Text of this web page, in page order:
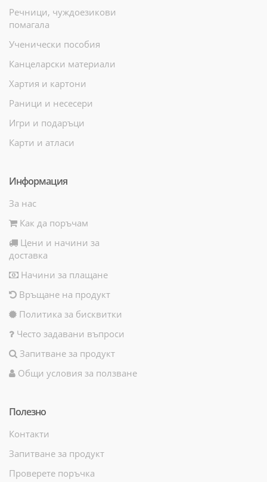
Речници, чуждоезикови
помагала
Ученически пособия
Канцеларски материали
Хартия и картони
Раници и несесери
Игри и подаръци
Карти и атласи
Информация
За нас
Как да поръчам
Цени и начини за
доставка
Начини за плащане
Връщане на продукт
Политика за бисквитки
Често задавани въпроси
Запитване за продукт
Общи условия за ползване
Полезно
Контакти
Запитване за продукт
Проверете поръчка